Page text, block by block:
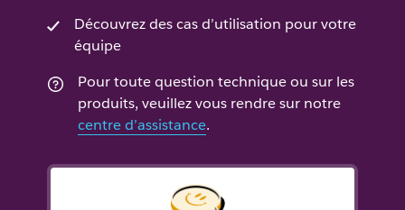
Découvrez des cas d’utilisation pour votre
équipe
Pour toute question technique ou sur les
produits, veuillez vous rendre sur notre
centre d’assistance.